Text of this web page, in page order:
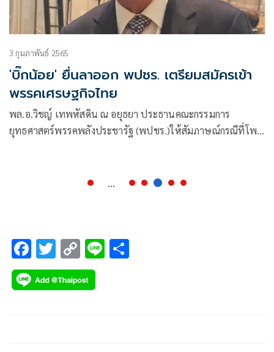
3 กุมภาพันธ์ 2565
'บิ๊กน้อย' ยื่นลาออก พปชร. เตรียมสมัครเข้า
พรรคเศรษฐกิจไทย
พล.อ.วิชญ์ เทพหัสดิน ณ อยุธยา ประธานคณะกรรมการ
ยุทธศาสตร์พรรคพลังประชารัฐ (พปชร.)ให้สัมภาษณ์กรณีที่โพ
นายกรัฐมนตรี ในฐานะหัวหน้าพรรคพปชร.
...
F
ac
e
T
wi
tt
C
o
p
Li